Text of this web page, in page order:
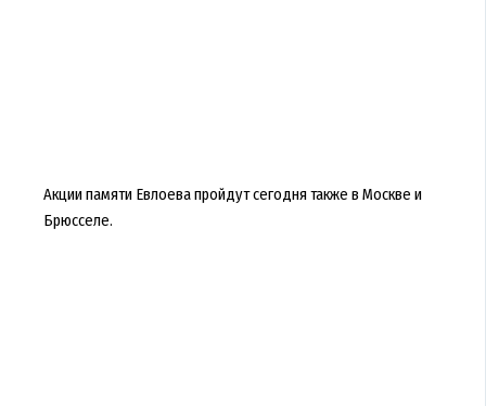
Акции памяти Евлоева пройдут сегодня также в Москве и
Брюсселе.